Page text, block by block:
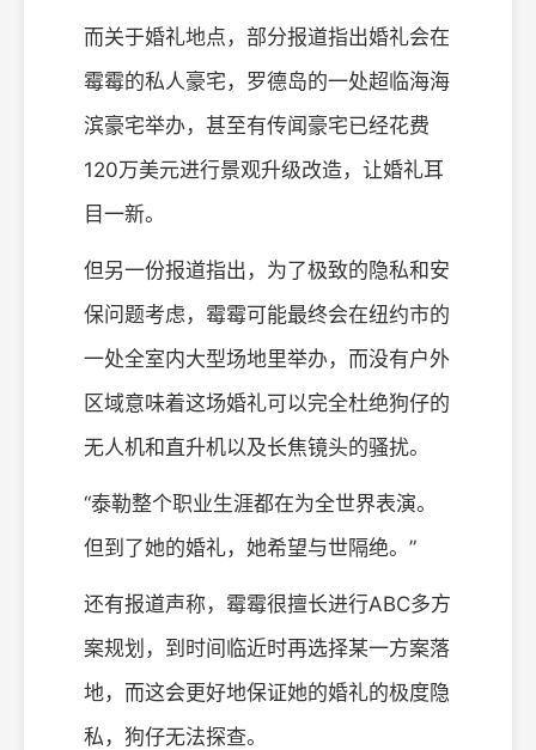
而关于婚礼地点，部分报道指出婚礼会在
霉霉的私人豪宅，罗德岛的一处超临海海
滨豪宅举办，甚至有传闻豪宅已经花费
120万美元进行景观升级改造，让婚礼耳
目一新。
但另一份报道指出，为了极致的隐私和安
保问题考虑，霉霉可能最终会在纽约市的
一处全室内大型场地里举办，而没有户外
区域意味着这场婚礼可以完全杜绝狗仔的
无人机和直升机以及长焦镜头的骚扰。
“泰勒整个职业生涯都在为全世界表演。
但到了她的婚礼，她希望与世隔绝。”
还有报道声称，霉霉很擅长进行ABC多方
案规划，到时间临近时再选择某一方案落
地，而这会更好地保证她的婚礼的极度隐
私，狗仔无法探查。